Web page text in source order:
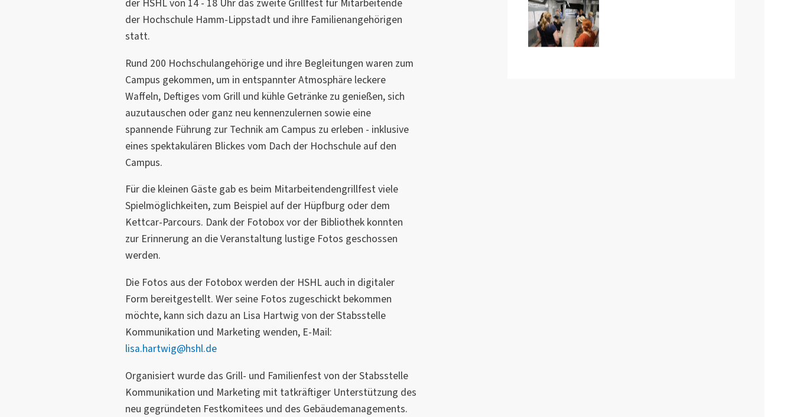
der HSHL von 14 - 18 Uhr das zweite Grillfest für Mitarbeitende
der Hochschule Hamm-Lippstadt und ihre Familienangehörigen
statt.
Rund 200 Hochschulangehörige und ihre Begleitungen waren zum
Campus gekommen, um in entspannter Atmosphäre leckere
Waffeln, Deftiges vom Grill und kühle Getränke zu genießen, sich
auzutauschen oder ganz neu kennenzulernen sowie eine
spannende Führung zur Technik am Campus zu erleben - inklusive
eines spektakulären Blickes vom Dach der Hochschule auf den
Campus.
Für die kleinen Gäste gab es beim Mitarbeitendengrillfest viele
Spielmöglichkeiten, zum Beispiel auf der Hüpfburg oder dem
Kettcar-Parcours. Dank der Fotobox vor der Bibliothek konnten
zur Erinnerung an die Veranstaltung lustige Fotos geschossen
werden.
Die Fotos aus der Fotobox werden der HSHL auch in digitaler
Form bereitgestellt. Wer seine Fotos zugeschickt bekommen
möchte, kann sich dazu an Lisa Hartwig von der Stabsstelle
Kommunikation und Marketing wenden, E-Mail:
lisa.hartwig@hshl.de
Organisiert wurde das Grill- und Familienfest von der Stabsstelle
Kommunikation und Marketing mit tatkräftiger Unterstützung des
neu gegründeten Festkomitees und des Gebäudemanagements.